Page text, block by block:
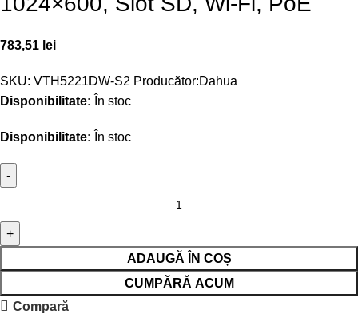
783,51 lei
SKU: VTH5221DW-S2 Producător:Dahua
Disponibilitate: În stoc
Disponibilitate: În stoc
ADAUGĂ ÎN COȘ
CUMPĂRĂ ACUM
Compară